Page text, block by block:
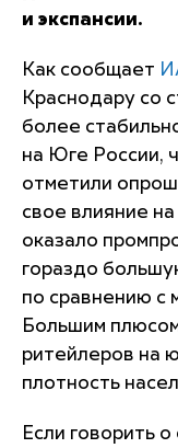
и экспансии.
Как сообщает
Краснодару со
более
на Юге России,
отметили
свое влияние
оказало
гораздо
по сравнению с
Большим
ритейлеров на
плотность
Если говорить